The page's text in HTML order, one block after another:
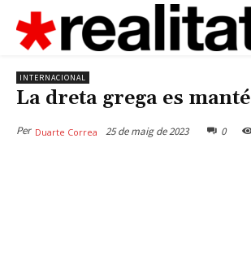
INTERNACIONAL
La dreta grega es manté
Per Duarte Correa 25 de maig de 2023 0